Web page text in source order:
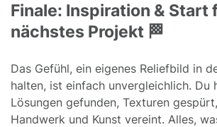
Finale: Inspiration & Start
nächstes Projekt 🏁
Das Gefühl, ein eigenes Reliefbild in
halten, ist einfach unvergleichlich. Du
Lösungen gefunden, Texturen
Handwerk und Kunst vereint. Alles,